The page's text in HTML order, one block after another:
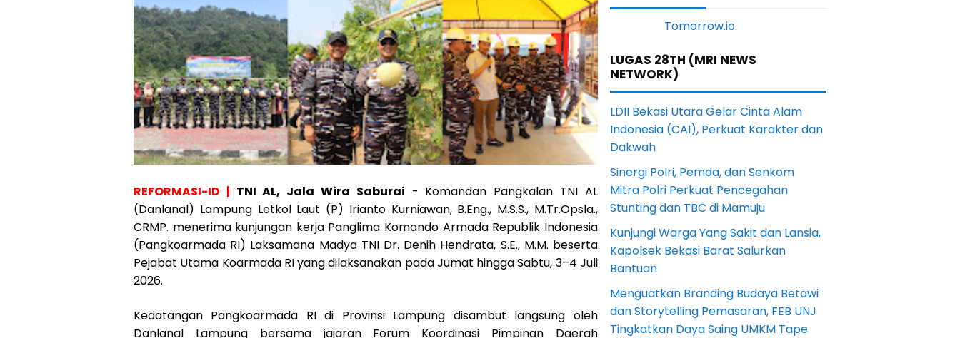
REFORMASI-ID | TNI AL, Jala Wira Saburai - Komandan Pangkalan TNI AL
(Danlanal) Lampung Letkol Laut (P) Irianto Kurniawan, B.Eng., M.S.S., M.Tr.Opsla.,
CRMP. menerima kunjungan kerja Panglima Komando Armada Republik Indonesia
(Pangkoarmada RI) Laksamana Madya TNI Dr. Denih Hendrata, S.E., M.M. beserta
Pejabat Utama Koarmada RI yang dilaksanakan pada Jumat hingga Sabtu, 3–4 Juli
2026.
Kedatangan Pangkoarmada RI di Provinsi Lampung disambut langsung oleh
Danlanal Lampung bersama jajaran Forum Koordinasi Pimpinan Daerah
LUGAS 28TH (MRI NEWS
NETWORK)
LDII Bekasi Utara Gelar Cinta Alam
Indonesia (CAI), Perkuat Karakter dan
Dakwah
Sinergi Polri, Pemda, dan Senkom
Mitra Polri Perkuat Pencegahan
Stunting dan TBC di Mamuju
Kunjungi Warga Yang Sakit dan Lansia,
Kapolsek Bekasi Barat Salurkan
Bantuan
Menguatkan Branding Budaya Betawi
dan Storytelling Pemasaran, FEB UNJ
Tingkatkan Daya Saing UMKM Tape